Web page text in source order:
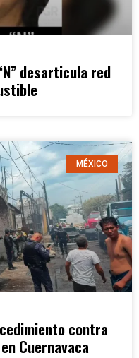
desarticula red
MÉXICO
contra
Cuernavaca